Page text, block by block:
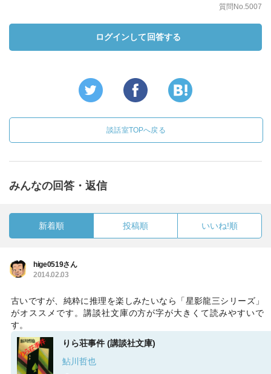
質問No.5007
ログインして回答する
談話室TOPへ戻る
みんなの回答・返信
新着順 投稿順 いいね!順
hige0519さん
2014.02.03
古いですが、純粋に推理を楽しみたいなら「星影龍三シリーズ」
がオススメです。講談社文庫の方が字が大きくて読みやすいで
す。
りら荘事件 (講談社文庫)
鮎川哲也